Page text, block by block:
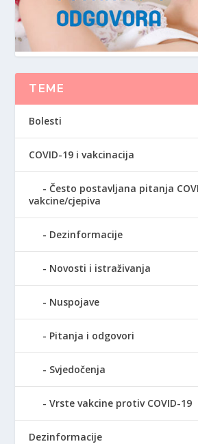
TEME
Bolesti
COVID-19 i vakcinacija
Često postavljana pitanja
vakcine/cjepiva
Dezinformacije
Novosti i istraživanja
Nuspojave
Pitanja i odgovori
Svjedočenja
Vrste vakcine protiv COVID-19
Dezinformacije